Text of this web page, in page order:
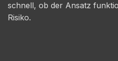
schnell, ob der Ansatz
Risiko.